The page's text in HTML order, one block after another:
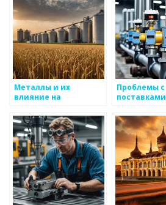
Металлы и их
влияние на
Проблемы с
поставками
бизнес